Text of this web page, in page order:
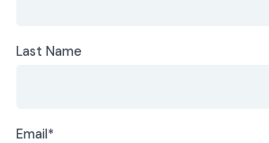
Last Name
Email*